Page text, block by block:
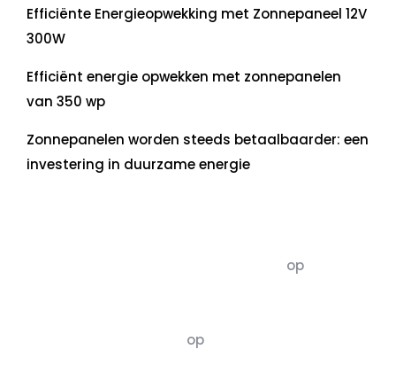
Efficiënte Energieopwekking met Zonnepaneel 12V
300W
Efficiënt energie opwekken met zonnepanelen
van 350 wp
Zonnepanelen worden steeds betaalbaarder: een
investering in duurzame energie
op
op